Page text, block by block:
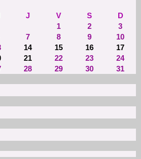
J V S
D
1
2
3
7 8 9
10
14 15 16
17
21 22 23
24
28 29 30 31